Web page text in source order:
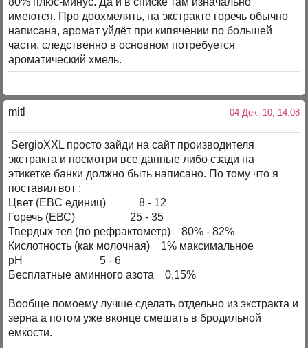
имеются. Про доохмелять, на экстракте горечь обычно
написана, аромат уйдёт при кипячении по большей
части, следственно в основном потребуется
ароматический хмель.
mitl 04 Дек. 10, 14:08
SergioXXL просто зайди на сайт производителя
экстракта и посмотри все данные либо сзади на
этикетке банки должно быть написано. По тому что я
поставил вот :
Цвет (EBC единиц) 8 - 12
Горечь (ЕВС) 25 - 35
Твердых тел (по рефрактометр) 80% - 82%
Кислотность (как молочная) 1% максимальное
рН 5 - 6
Бесплатные аминного азота 0,15%
Вообще помоему лучше сделать отдельно из экстракта и
зерна а потом уже вконце смешать в бродильной
емкости.